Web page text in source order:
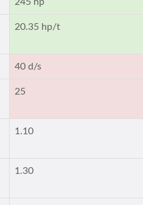
20.35 hp/t
40 d/s
25
1.10
1.30